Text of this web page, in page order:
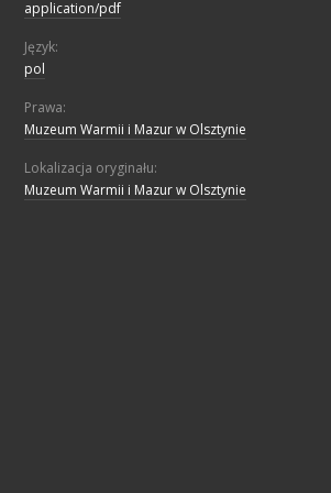
application/pdf
Język:
pol
Prawa:
Muzeum Warmii i Mazur w Olsztynie
Lokalizacja oryginału:
Muzeum Warmii i Mazur w Olsztynie